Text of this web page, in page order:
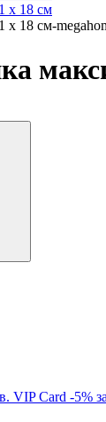
VIP Card -5%